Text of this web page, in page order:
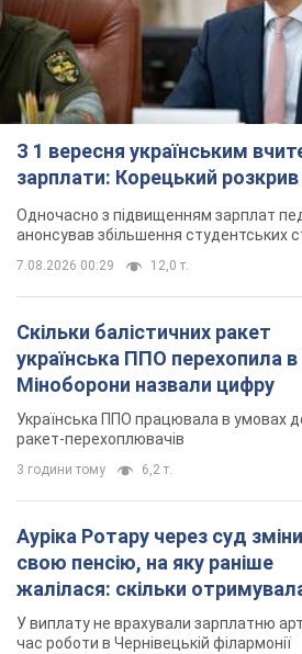
З 1 вересня українським
зарплати: Корецький
Одночасно з підвищенням зарплат
анонсував збільшення студентських
7.08.2026 00:29 12,0 т.
Скільки балістичних ракет
українська ППО перехопила в
Міноборони назвали цифру
Українська ППО працювала в умовах
ракет-перехоплювачів
3 години тому 6,2 т.
Ауріка Ротару через суд
свою пенсію, на яку раніше
жалілася: скільки
співачка
У виплату не врахували зарплатню
час роботи в Чернівецькій філармонії